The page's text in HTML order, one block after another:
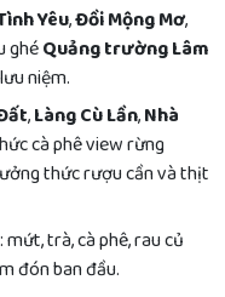
Yêu,Đồi Mộng Mơ,
ghéQuảng trường Lâm
niệm.
,Làng Cù Lần,Nhà
cà phê view rừng
thức rượu cần và thịt
trà, cà phê, rau củ
đón ban đầu.